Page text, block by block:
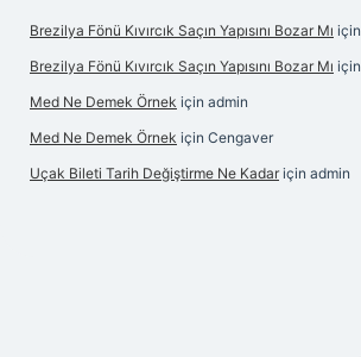
Brezilya Fönü Kıvırcık Saçın Yapısını Bozar Mı için
Brezilya Fönü Kıvırcık Saçın Yapısını Bozar Mı için
Med Ne Demek Örnek için admin
Med Ne Demek Örnek için Cengaver
Uçak Bileti Tarih Değiştirme Ne Kadar için admin